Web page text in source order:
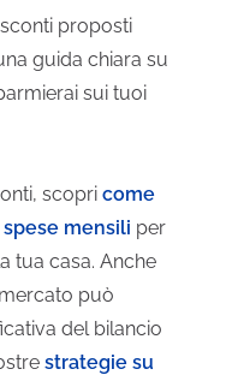
proposti
guida chiara su
sui tuoi
scopri come
mensili per
tua casa. Anche
può
del bilancio
strategie su